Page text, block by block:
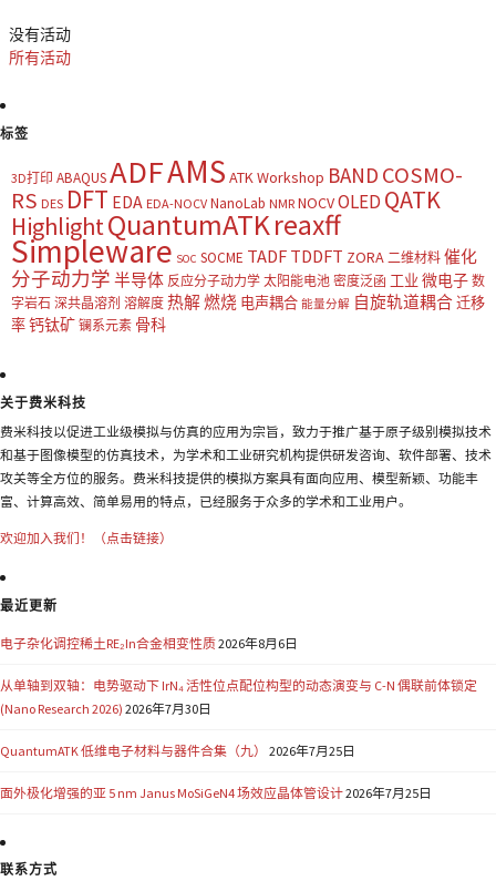
没有活动
所有活动
标签
3D打印 ABAQUSADFAMS ATK Workshop BAND COSMO-
RS DES DFT EDA EDA-NOCV NanoLab NMR NOCVOLED QATK
HighlightQuantumATKreaxff
Simpleware SOC SOCME TADF TDDFT ZORA 二维材料 催化
分子动力学 半导体 反应分子动力学 太阳能电池 密度泛函 工业 微电子 数
字岩石 深共晶溶剂 溶解度 热解燃烧 电声耦合 能量分解 自旋轨道耦合迁移
率钙钛矿 镧系元素 骨科
关于费米科技
费米科技以促进工业级模拟与仿真的应用为宗旨，致力于推广基于原子级别模拟技术
和基于图像模型的仿真技术，为学术和工业研究机构提供研发咨询、软件部署、技术
攻关等全方位的服务。费米科技提供的模拟方案具有面向应用、模型新颖、功能丰
富、计算高效、简单易用的特点，已经服务于众多的学术和工业用户。
欢迎加入我们！（点击链接）
最近更新
电子杂化调控稀土RE₂In合金相变性质2026年8月6日
从单轴到双轴：电势驱动下 IrN₄ 活性位点配位构型的动态演变与 C-N 偶联前体锁定
(Nano Research 2026) 2026年7月30日
QuantumATK 低维电子材料与器件合集（九） 2026年7月25日
面外极化增强的亚 5 nm Janus MoSiGeN4 场效应晶体管设计2026年7月25日
联系方式